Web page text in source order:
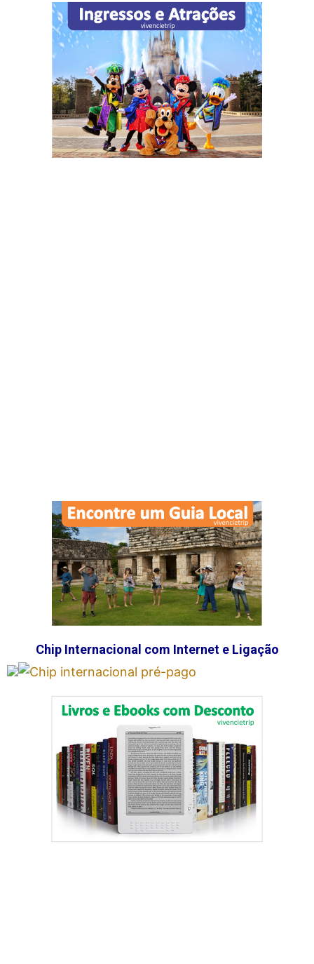
Chip Internacional com Internet e Ligação